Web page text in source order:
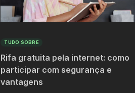
TUDO SOBRE
Rifa gratuita pela internet: como
participar com segurança e
vantagens